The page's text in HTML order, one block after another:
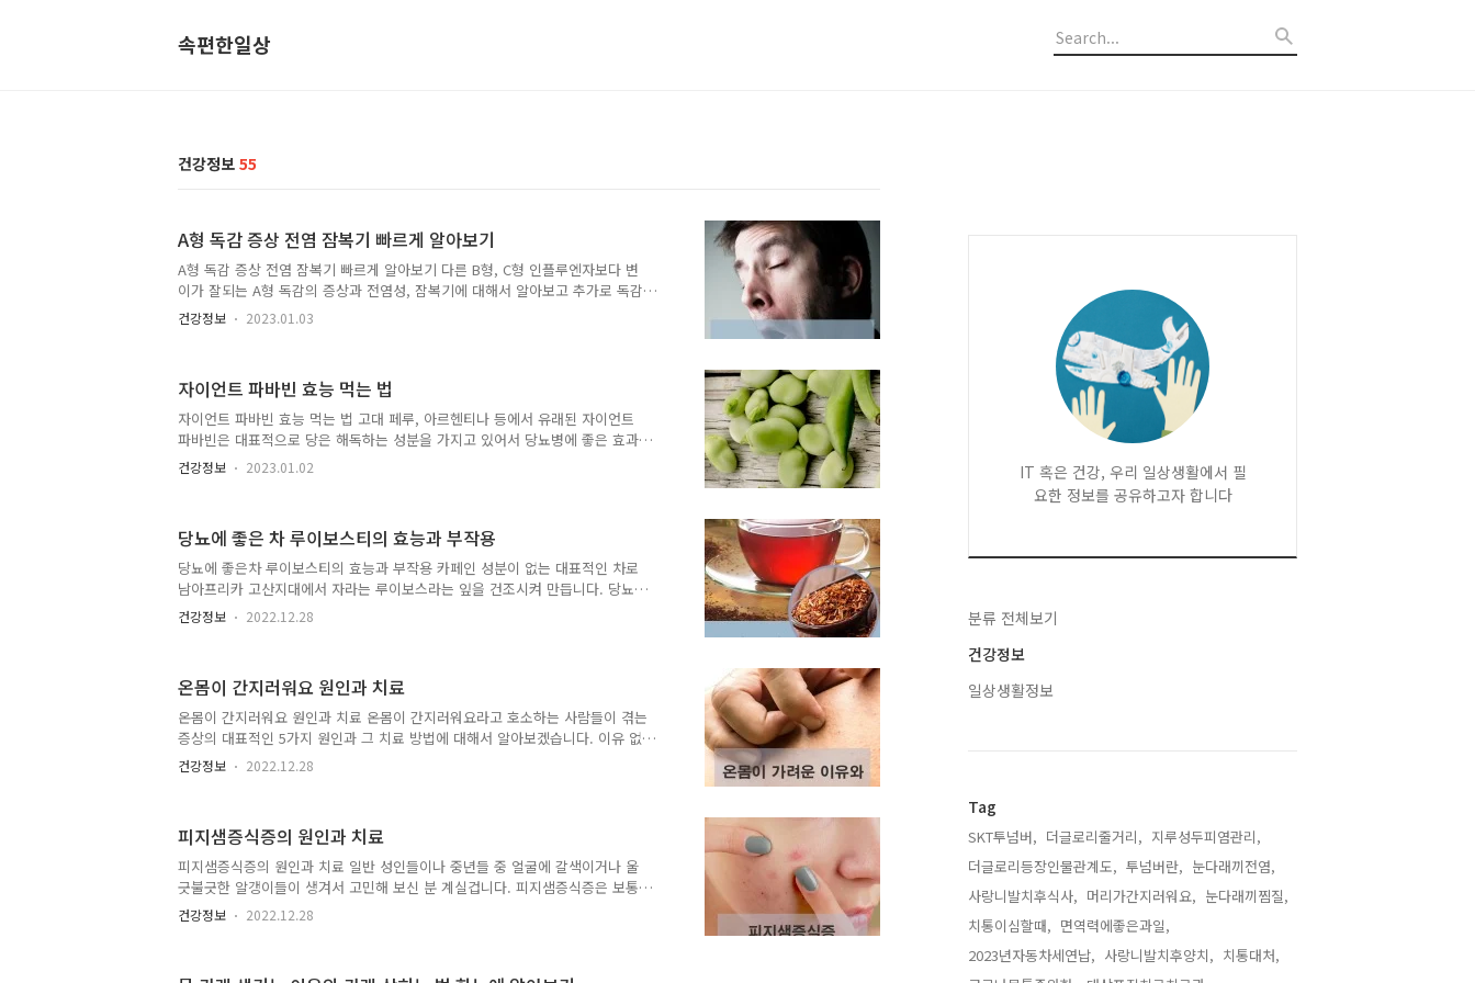
속편한일상
건강정보 55
A형 독감 증상 전염 잠복기 빠르게 알아보기
A형 독감 증상 전염 잠복기 빠르게 알아보기 다른 B형, C형 인플루엔자보다 변
이가 잘되는 A형 독감의 증상과 전염성, 잠복기에 대해서 알아보고 추가로 독감
시 타미플루 안 먹으면 일어나는 일에 대해서 말씀드리겠습니다. A형 독감 증상
요즘 유행하고 있는 A형 독감의 증상 중 가장 큰 특징은 38도 이상의 고열입니
물, 기침과 재채기를 동반하는 경우가 다수이며 두통, 몸살, 근육통이나 인후통
등 전신증상이 함께 나타나기도 합니다. 특히 유아동의 경우엔 타미플루의 부작
용 중에 하나인 선망증상(환각, 환청 등)이 나타날 수 있기 때문에 복용 중에는
보호자..
건강정보 2023.01.03
자이언트 파바빈 효능 먹는 법
자이언트 파바빈 효능 먹는 법 고대 페루, 아르헨티나 등에서 유래된 자이언트
파바빈은 대표적으로 당은 해독하는 성분을 가지고 있어서 당뇨병에 좋은 효과
를 기대할 수 있습니다. 오늘은 자이언트 파바빈의 효능과 먹는 법에 대해서 알
아보겠습니다. 자이언트 파바빈 효능 1. 당뇨 완화 당뇨병은 체내 인슐린의 분비
우리 몸속 포도당의 신진대사를 올려줄 뿐만 아니라 염증억제에도 많은 도움을
줍니다. 2. 파킨슨병 개선에 도움 뇌의 도파민의 농도가 줄면 운동신경에 장애를
일으켜 파킨슨 질환이 생길 수 있습니다. 파바빈에는 도파민의 전구체라고 하는
엘도파(L-dopha..
건강정보 2023.01.02
당뇨에 좋은 차 루이보스티의 효능과 부작용
당뇨에 좋은차 루이보스티의 효능과 부작용 카페인 성분이 없는 대표적인 차로
남아프리카 고산지대에서 자라는 루이보스라는 잎을 건조시켜 만듭니다. 당뇨에
좋은 대표적인 차로 루이보스티의 효능과 부작용에 대해 알아보겠습니다. 루이보
스티의 효능 1. 당뇨 예방 플라보노이드의 일종인 아스파라신이라는 성분이 들어
당뇨병은 인슐린의 문제로 몸속의 당수치가 상승하는 질환인데 루이보스티에 함
유되어 있는 아스파라신과 폴리페놀이 당뇨의 완화에 탁월한 효과를 지니고 있
습니다. 2. 노화 방지 알파하이드록시산이 피부 건강과 주름 개선에 도움을 주고
플라보노이드가 함유되어 있어서..
건강정보 2022.12.28
온몸이 간지러워요 원인과 치료
온몸이 간지러워요 원인과 치료 온몸이 간지러워요라고 호소하는 사람들이 겪는
증상의 대표적인 5가지 원인과 그 치료 방법에 대해서 알아보겠습니다. 이유 없
이 간지러움증을 많이 타시는 분들에게 도움이 되길 바랍니다. "온몸이 간지러워
요" 원인 1. 알레르기성 피부염 알레르기성 피부염은 유전이나 외부의 환경적인
피부에 직접 접촉해서 발생하기도 합니다. 2. 만성신부전 신장은 우리 몸의 노폐
물을 걸러내 주는 역할을 하기도 하는데 이러한 신장의 기능이 저하되어있거나
문제가 있는 사람들은 노폐물을 제대로 걸러내지 못하고 몸 구석구석에 쌓이게
되며 결과적으로 가려움증을..
건강정보 2022.12.28
피지샘증식증의 원인과 치료
피지샘증식증의 원인과 치료 일반 성인들이나 중년들 중 얼굴에 갈색이거나 울
긋불긋한 알갱이들이 생겨서 고민해 보신 분 계실겁니다. 피지샘증식증은 보통
비립종과 여드름으로 착각하기 쉽고 주로 이마나 코 부분에 많이 발생하며 압출
해도 피지가 나오지 않고 고름 또한 나오지 않는 특징이 있습니다. 오늘은 피지
건강정보 2022.12.28
IT 혹은 건강, 우리 일상생활에서 필
요한 정보를 공유하고자 합니다
분류 전체보기
건강정보
일상생활정보
Tag
SKT투넘버, 더글로리줄거리, 지루성두피염관리,
더글로리등장인물관계도, 투넘버란, 눈다래끼전염,
사랑니발치후식사, 머리가간지러워요, 눈다래끼찜질,
치통이심할때, 면역력에좋은과일,
2023년자동차세연납, 사랑니발치후양치, 치통대처,